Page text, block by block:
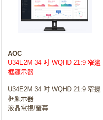
AOC
U34E2M 34 吋 WQHD 21:9 窄邊
框顯示器
U34E2M 34 吋 WQHD 21:9 窄邊
框顯示器
液晶電視/螢幕